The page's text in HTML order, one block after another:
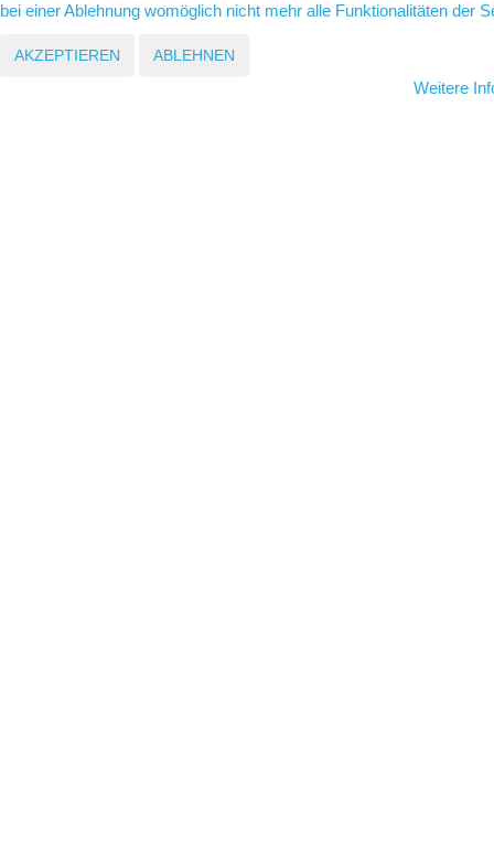
bei einer Ablehnung womöglich nicht mehr alle Funktionalitäten der
AKZEPTIEREN ABLEHNEN
Weitere